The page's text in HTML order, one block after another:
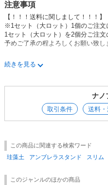
注意事項
【！！！送料に関しまして！！！】
※1セット（大ロット）1個のご注文
1セット（大ロット）を2個分ご注文
予めご了承の程よろしくお願い致し
2017年11月1日より送料値上げによ
下記【送料値上げによる取引条件
文をお願い致します。
弊社の商品は、貴社品番にて管理さ
貴社品番の、頭アルファベットコ
上記内容の詳しい詳細は、下記、
らせ】リンクより ご確認のほど、
【送料値上げによる取引条件変更の
続きを見る
ナノ
取引条件 送料
この商品に関連する検索ワード
珪藻土
アンブレラスタンド スリム
このジャンルのほかの商品